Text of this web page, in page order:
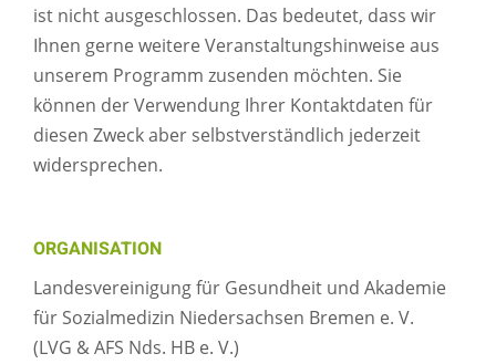
ist nicht ausgeschlossen. Das bedeutet, dass wir
Ihnen gerne weitere Veranstaltungshinweise aus
unserem Programm zusenden möchten. Sie
können der Verwendung Ihrer Kontaktdaten für
diesen Zweck aber selbstverständlich jederzeit
widersprechen.
ORGANISATION
Landesvereinigung für Gesundheit und Akademie
für Sozialmedizin Niedersachsen Bremen e. V.
(LVG & AFS Nds. HB e. V.)